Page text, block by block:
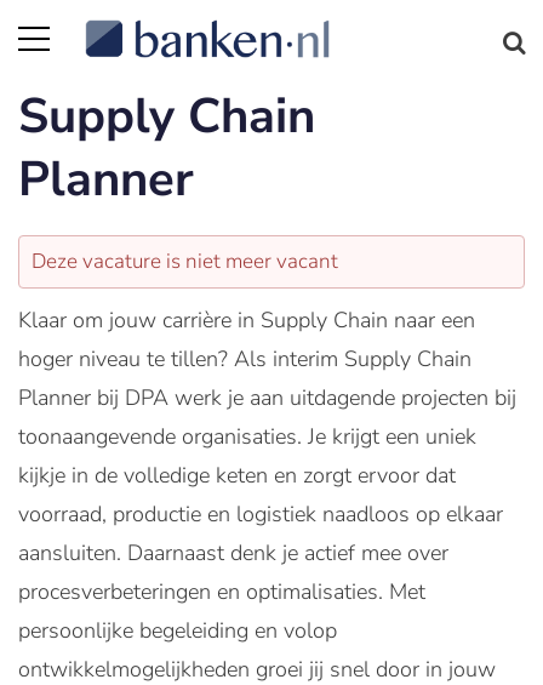
Supply Chain
Planner
Deze vacature is niet meer vacant
Klaar om jouw carrière in Supply Chain naar een
hoger niveau te tillen? Als interim Supply Chain
Planner bij DPA werk je aan uitdagende projecten bij
toonaangevende organisaties. Je krijgt een uniek
kijkje in de volledige keten en zorgt ervoor dat
voorraad, productie en logistiek naadloos op elkaar
aansluiten. Daarnaast denk je actief mee over
procesverbeteringen en optimalisaties. Met
persoonlijke begeleiding en volop
ontwikkelmogelijkheden groei jij snel door in jouw